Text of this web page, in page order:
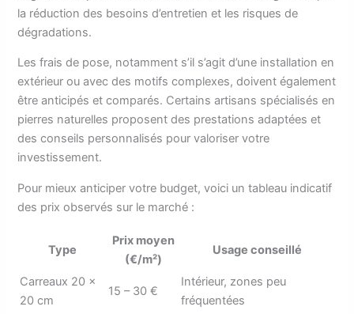
la réduction des besoins d’entretien et les risques de
dégradations.
Les frais de pose, notamment s’il s’agit d’une installation en
extérieur ou avec des motifs complexes, doivent également
être anticipés et comparés. Certains artisans spécialisés en
pierres naturelles proposent des prestations adaptées et
des conseils personnalisés pour valoriser votre
investissement.
Pour mieux anticiper votre budget, voici un tableau indicatif
des prix observés sur le marché :
Type
Prix moyen
(€/m²)
Usage conseillé
Carreaux 20 ×
20 cm
15 – 30 €
Intérieur, zones peu
fréquentées